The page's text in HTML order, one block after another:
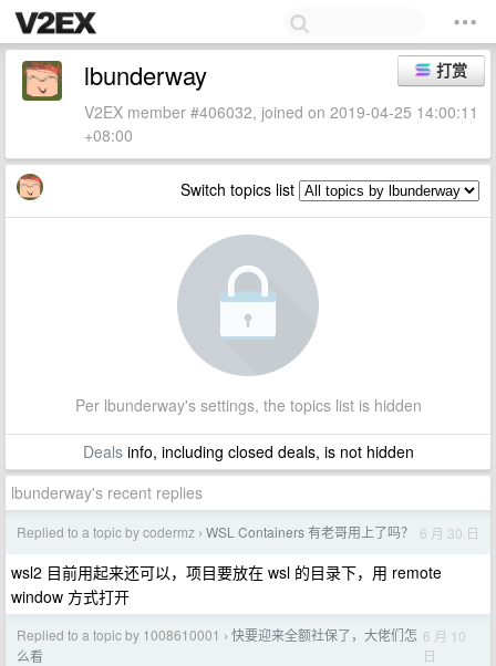
打赏
lbunderway
V2EX member #406032, joined on 2019-04-25 14:00:11
+08:00
Switch topics list
Per lbunderway's settings, the topics list is hidden
Dealsinfo, including closed deals, is not hidden
lbunderway's recent replies
Replied to a topic by codermz › WSL Containers 有老哥用上了吗？ 6 月 30 日
wsl2 目前用起来还可以，项目要放在 wsl 的目录下，用 remote
window 方式打开
Replied to a topic by 1008610001 › 快要迎来全额社保了，大佬们怎
么看
6 月 10
日